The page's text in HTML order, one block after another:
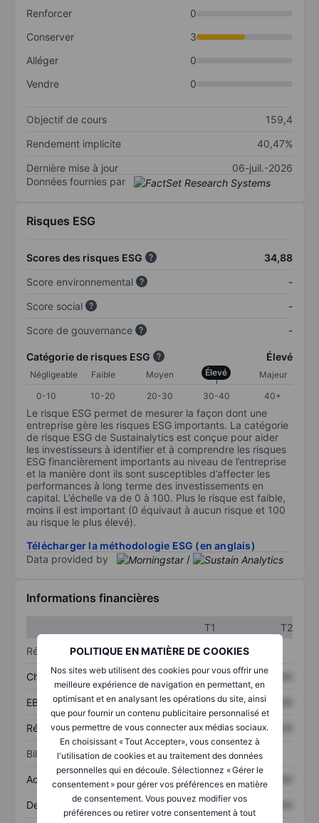
POLITIQUE EN MATIÈRE DE COOKIES
Nos sites web utilisent des cookies pour vous offrir une
meilleure expérience de navigation en permettant, en
optimisant et en analysant les opérations du site, ainsi
que pour fournir un contenu publicitaire personnalisé et
vous permettre de vous connecter aux médias sociaux.
En choisissant « Tout Accepter», vous consentez à
l'utilisation de cookies et au traitement des données
personnelles qui en découle. Sélectionnez « Gérer le
consentement » pour gérer vos préférences en matière
de consentement. Vous pouvez modifier vos
préférences ou retirer votre consentement à tout
Renforcer
0
Conserver
3
Alléger
0
Vendre
0
Objectif de cours
159,4
Rendement implicite
40,47%
Dernière mise à jour
06-juil.-2026
Données fournies par
Risques ESG
Scores des risques ESG
34,88
Score environnemental
-
Score social
-
Score de gouvernance
-
Catégorie de risques ESG Élevé
Négligeable Faible Moyen Élevé
Majeur
0-10
10-20 20-30 30-40 40+
Le risque ESG permet de mesurer la façon dont une
entreprise gère les risques ESG importants. La catégorie
de risque ESG de Sustainalytics est conçue pour aider
les investisseurs à identifier et à comprendre les risques
ESG financièrement importants au niveau de l’entreprise
et la manière dont ils sont susceptibles d’affecter les
performances à long terme des investissements en
capital. L’échelle va de 0 à 100. Plus le risque est faible,
moins il est important (0 équivaut à aucun risque et 100
au risque le plus élevé).
Télécharger la méthodologie ESG (en anglais)
Data provided by
/
Informations financières
T1
T2
Résultats
Chiffre d’affaires XXXXXXX XXXXXXX
EBITDA XXXXXXX XXXXXXX
Résultat net XXXXXXX XXXXXXX
Bilan
Actifs totaux XXXXXXX XXXXXXX
Dette totale XXXXXXX